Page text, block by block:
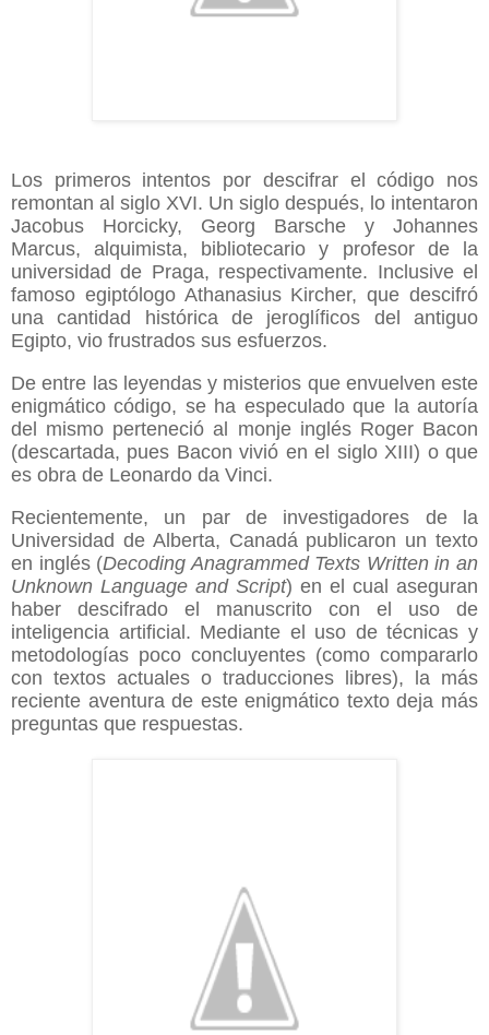
Los primeros intentos por descifrar el código nos
remontan al siglo XVI. Un siglo después, lo intentaron
Jacobus Horcicky, Georg Barsche y Johannes
Marcus, alquimista, bibliotecario y profesor de la
universidad de Praga, respectivamente. Inclusive el
famoso egiptólogo Athanasius Kircher, que descifró
una cantidad histórica de jeroglíficos del antiguo
Egipto, vio frustrados sus esfuerzos.
De entre las leyendas y misterios que envuelven este
enigmático código, se ha especulado que la autoría
del mismo perteneció al monje inglés Roger Bacon
(descartada, pues Bacon vivió en el siglo XIII) o que
es obra de Leonardo da Vinci.
Recientemente, un par de investigadores de la
Universidad de Alberta, Canadá publicaron un texto
en inglés (Decoding Anagrammed Texts Written in an
Unknown Language and Script) en el cual aseguran
haber descifrado el manuscrito con el uso de
inteligencia artificial. Mediante el uso de técnicas y
metodologías poco concluyentes (como compararlo
con textos actuales o traducciones libres), la más
reciente aventura de este enigmático texto deja más
preguntas que respuestas.